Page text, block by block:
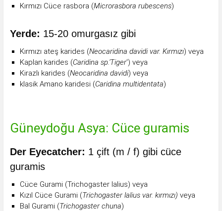
Kırmızı Cüce rasbora (Microrasbora rubescens)
Yerde: 15-20 omurgasız gibi
Kırmızı ateş karides (Neocaridina davidi var. Kırmızı) veya
Kaplan karides (Caridina sp.'Tiger') veya
Kirazlı karides (Neocaridina davidi) veya
klasik Amano karidesi (Caridina multidentata)
Güneydoğu Asya: Cüce guramis
Der Eyecatcher: 1 çift (m / f) gibi cüce
guramis
Cüce Gurami (Trichogaster lalius) veya
Kızıl Cüce Gurami (Trichogaster lalius var. kırmızı) veya
Bal Gurami (Trichogaster chuna)